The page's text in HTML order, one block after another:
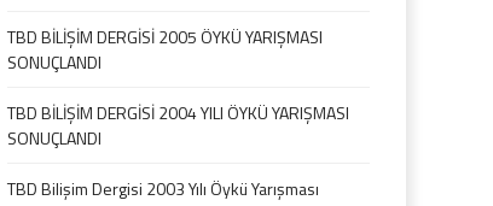
TBD BİLİŞİM DERGİSİ 2005 ÖYKÜ YARIŞMASI
SONUÇLANDI
TBD BİLİŞİM DERGİSİ 2004 YILI ÖYKÜ YARIŞMASI
SONUÇLANDI
TBD Bilişim Dergisi 2003 Yılı Öykü Yarışması